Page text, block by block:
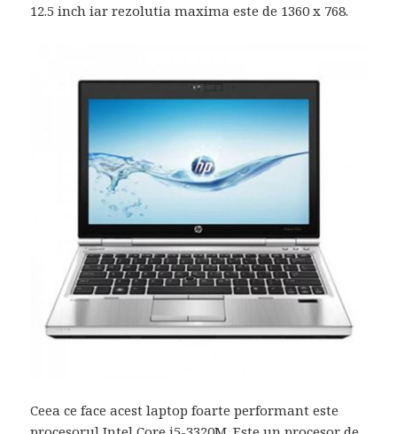
12.5 inch iar rezolutia maxima este de 1360 x 768.
Ceea ce face acest laptop foarte performant este